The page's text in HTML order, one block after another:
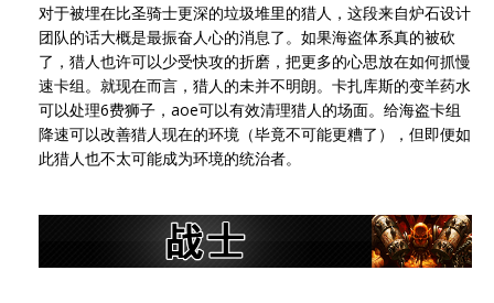
对于被埋在比圣骑士更深的垃圾堆里的猎人，这段来自炉石设计
团队的话大概是最振奋人心的消息了。如果海盗体系真的被砍
了，猎人也许可以少受快攻的折磨，把更多的心思放在如何抓慢
速卡组。就现在而言，猎人的未并不明朗。卡扎库斯的变羊药水
可以处理6费狮子，aoe可以有效清理猎人的场面。给海盗卡组
降速可以改善猎人现在的环境（毕竟不可能更糟了），但即便如
此猎人也不太可能成为环境的统治者。